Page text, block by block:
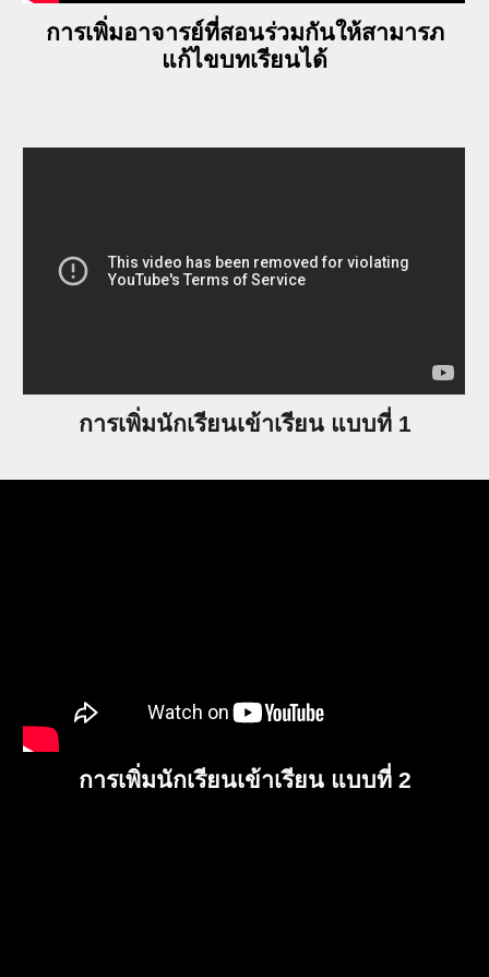
การเพิ่มอาจารย์ที่สอนร่วมกันให้สามารภ
แก้ไขบทเรียนได้
การเพิ่มนักเรียนเข้าเรียน แบบที่ 1
การเพิ่มนักเรียนเข้าเรียน แบบที่ 2